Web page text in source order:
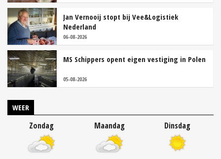
Jan Vernooij stopt bij Vee&Logistiek
Nederland
06-08-2026
MS Schippers opent eigen vestiging in Polen
05-08-2026
WEER
Zondag Maandag Dinsdag